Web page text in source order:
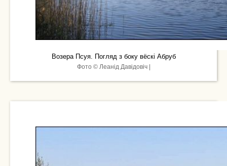
Возера Псуя. Погляд з боку вёскі Абруб
Фото © Леанід Давідовіч |